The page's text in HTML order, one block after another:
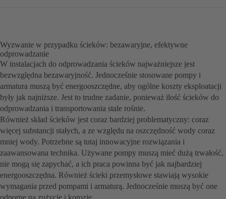
Wyzwanie w przypadku ścieków: bezawaryjne, efektywne
odprowadzanie
W instalacjach do odprowadzania ścieków najważniejsze jest
bezwzględna bezawaryjność. Jednocześnie stosowane pompy i
armatura muszą być energooszczędne, aby ogólne koszty eksploatacji
były jak najniższe. Jest to trudne zadanie, ponieważ ilość ścieków do
odprowadzania i transportowania stale rośnie.
Również skład ścieków jest coraz bardziej problematyczny: coraz
więcej substancji stałych, a ze względu na oszczędność wody coraz
mniej wody. Potrzebne są tutaj innowacyjne rozwiązania i
zaawansowana technika. Używane pompy muszą mieć dużą trwałość,
nie mogą się zapychać, a ich praca powinna być jak najbardziej
energooszczędna. Również ścieki przemysłowe stawiają wysokie
wymagania przed pompami i armaturą. Jednocześnie muszą być one